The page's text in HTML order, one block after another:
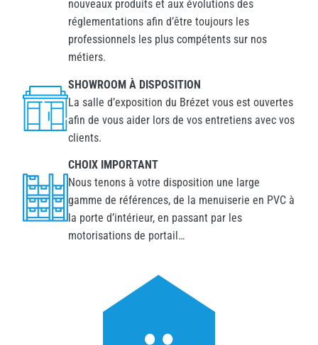
nouveaux produits et aux évolutions des
réglementations afin d’être toujours les
professionnels les plus compétents sur nos
métiers.
SHOWROOM À DISPOSITION
La salle d’exposition du Brézet vous est ouvertes
afin de vous aider lors de vos entretiens avec vos
clients.
CHOIX IMPORTANT
Nous tenons à votre disposition une large
gamme de références, de la menuiserie en PVC à
la porte d’intérieur, en passant par les
motorisations de portail…